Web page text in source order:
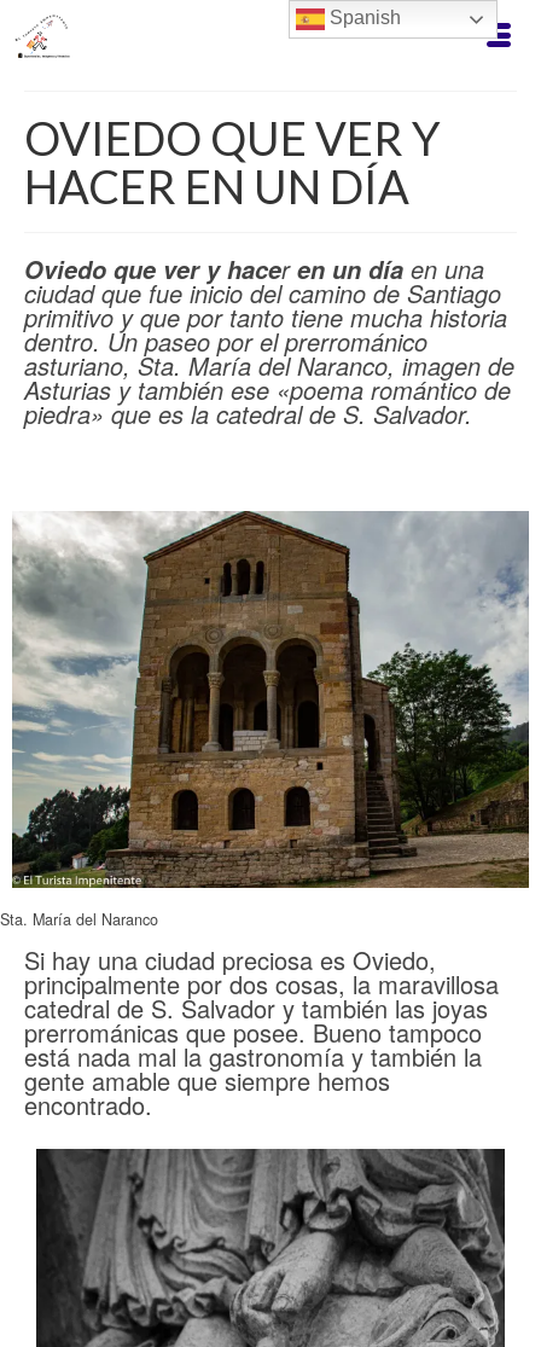
OVIEDO QUE VER Y
HACER EN UN DÍA
Oviedo que ver y haceren un día en una
ciudad que fue inicio del camino de Santiago
primitivo y que por tanto tiene mucha historia
dentro. Un paseo por el prerrománico
asturiano, Sta. María del Naranco, imagen de
Asturias y también ese «poema romántico de
piedra» que es la catedral de S. Salvador.
Sta. María del Naranco
Si hay una ciudad preciosa es Oviedo,
principalmente por dos cosas, la maravillosa
catedral de S. Salvador y también las joyas
prerrománicas que posee. Bueno tampoco
está nada mal la gastronomía y también la
gente amable que siempre hemos
encontrado.
Spanish